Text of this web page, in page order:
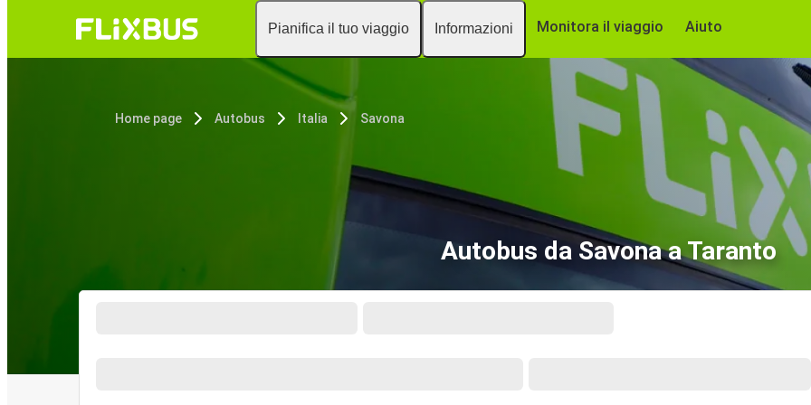
Pianifica il tuo viaggio Informazioni Monitora il viaggio Aiuto
Home page Autobus Italia Savona
Autobus da Savona a Taranto